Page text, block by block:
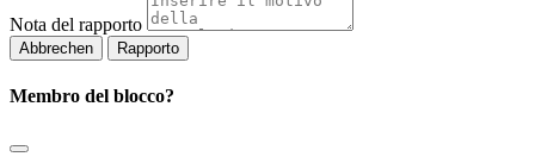
Nota del rapporto
Rapporto
Membro del blocco?